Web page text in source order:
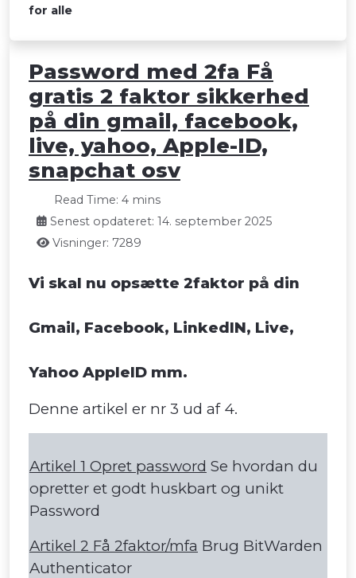
for alle
Password med 2fa Få
gratis 2 faktor sikkerhed
på din gmail, facebook,
live, yahoo, Apple-ID,
snapchat osv
Read Time: 4 mins
Senest opdateret: 14. september 2025
Visninger: 7289
Vi skal nu opsætte 2faktor på din
Gmail, Facebook, LinkedIN, Live,
Yahoo AppleID mm.
Denne artikel er nr 3 ud af 4.
Artikel 1 Opret password Se hvordan du
opretter et godt huskbart og unikt
Password
Artikel 2 Få 2faktor/mfa Brug BitWarden
Authenticator